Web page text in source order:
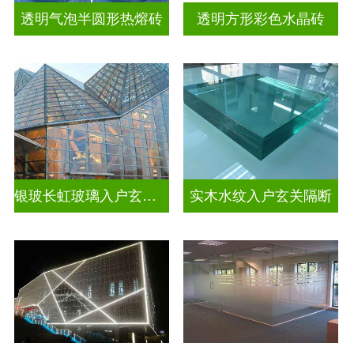
透明气泡半圆形热熔砖 透明方形彩色水晶砖
银玻长虹玻璃入户玄关隔断 实木水纹入户玄关隔断